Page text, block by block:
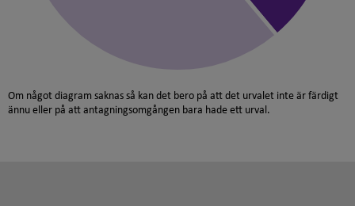
Om något diagram saknas så kan det bero på att det urvalet inte är färdigt
ännu eller på att antagningsomgången bara hade ett urval.